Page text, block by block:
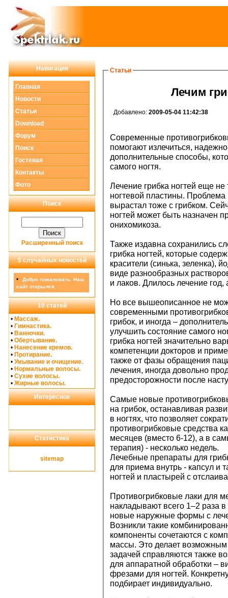
Навигация
Главная
Новости
Статьи
Download
Форум
Поиск
Гостевая
Контакты
Фото
Поиск
Расширенный поиск
5 случайных новостей
•
Добро пожаловать. Наш
сайт открылся.
10 статей
• Массаж.
• Гимнастика.
• Ванночки.
• Обертывание.
• Нанесение кремов.
• Протирание.
• Умывание и очищение.
• Нормальные волосы.
• Сухие волосы.
• Жирные волосы.
Интересное
Статистика
sitemap
Статьи
Лечим
Добавлено: 2009-05-04 11:42:38
Современные
помогают излечиться,
дополнительные способы,
самого ногтя.
Лечение грибка ногтей еще не
ногтевой пластины. Проблема
вырастал тоже с грибком.
ногтей может быть назначен
онихомикоза.
Также издавна сохранились
грибка ногтей, которые
красители (синька, зеленка),
виде разнообразных
и лаков. Длилось лечение год,
Но все вышеописанное не
современными
грибок, и иногда –
улучшить состояние самого
грибка ногтей значительно
компетенции докторов и
также от фазы обращения
лечения, иногда довольно
предосторожности после
Самые новые
на грибок, останавливая
в ногтях, что позволяет
противогрибковые средства
месяцев (вместо 6-12), а в
терапия) - несколько недель.
Лечебные препараты для
для приема внутрь - капсул и
ногтей и пластырей с
Противогрибковые лаки для
накладывают всего 1–2
новые наружные формы с
Возникли такие
компоненты сочетаются с
массы. Это делает возможным
задачей справляются также
для аппаратной обработки –
фрезами для ногтей.
подбирает индивидуально.